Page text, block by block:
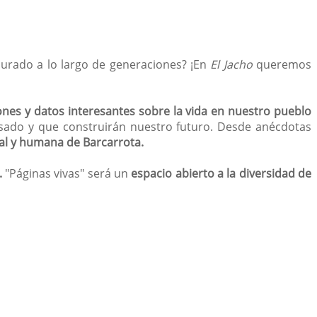
a lo largo de generaciones? ¡En El Jachoqueremos
y datos interesantes sobre la vida en nuestro pueblo
y que construirán nuestro futuro. Desde anécdotas
y humana de Barcarrota.
"Páginas vivas" será un espacio abierto a la diversidad de